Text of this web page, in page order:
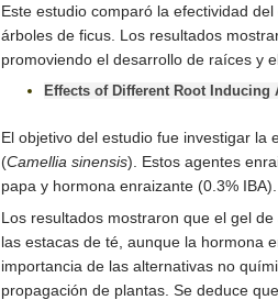
Este estudio comparó la efectividad
árboles de ficus. Los resultados
promoviendo el desarrollo de raíces y
Effects of Different Root
El objetivo del estudio fue investigar
(Camellia sinensis). Estos agentes
papa y hormona enraizante (0.3% IBA).
Los resultados mostraron que el gel
las estacas de té, aunque la hormona
importancia de las alternativas no
propagación de plantas. Se deduce